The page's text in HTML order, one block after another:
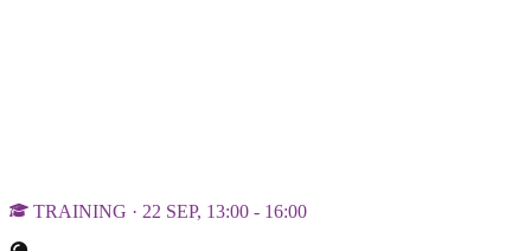
TRAINING · 22 SEP, 13:00 - 16:00